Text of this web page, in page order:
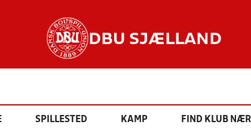
DBU SJÆLLAND
SPILLESTED KAMP FIND KLUB